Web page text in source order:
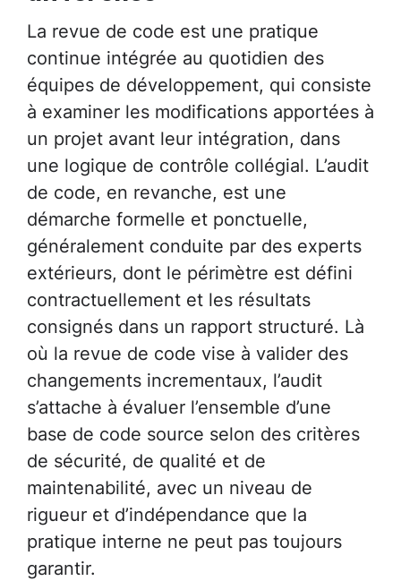
La revue de code est une pratique
continue intégrée au quotidien des
équipes de développement, qui consiste
à examiner les modifications apportées à
un projet avant leur intégration, dans
une logique de contrôle collégial. L’audit
de code, en revanche, est une
démarche formelle et ponctuelle,
généralement conduite par des experts
extérieurs, dont le périmètre est défini
contractuellement et les résultats
consignés dans un rapport structuré. Là
où la revue de code vise à valider des
changements incrementaux, l’audit
s’attache à évaluer l’ensemble d’une
base de code source selon des critères
de sécurité, de qualité et de
maintenabilité, avec un niveau de
rigueur et d’indépendance que la
pratique interne ne peut pas toujours
garantir.